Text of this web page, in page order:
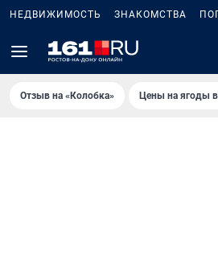
НЕДВИЖИМОСТЬ ЗНАКОМСТВА
Отзыв на «Колобка» Цены на ягоды